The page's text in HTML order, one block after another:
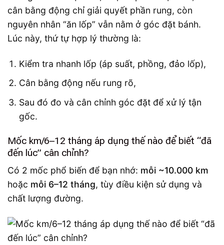
cân bằng động chỉ giải quyết phần rung, còn
nguyên nhân “ăn lốp” vẫn nằm ở góc đặt bánh.
Lúc này, thứ tự hợp lý thường là:
Kiểm tra nhanh lốp (áp suất, phồng, đảo lốp),
Cân bằng động nếu rung rõ,
Sau đó đo và cân chỉnh góc đặt để xử lý tận
gốc.
Mốc km/6–12 tháng áp dụng thế nào để biết “đã
đến lúc” cân chỉnh?
Có 2 mốc phổ biến để bạn nhớ: mỗi ~10.000 km
hoặc mỗi 6–12 tháng, tùy điều kiện sử dụng và
chất lượng đường.